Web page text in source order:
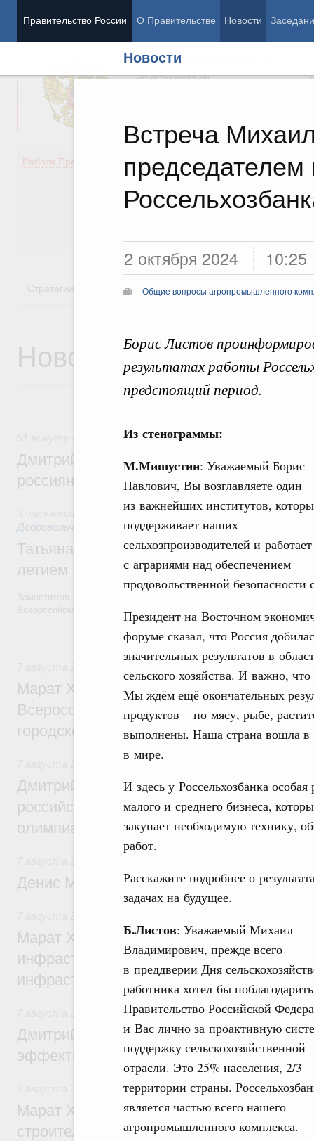
Правительство России О Правительстве Новости
Новости
Встреча
председателем
2 октября 2024 10:25
Общие вопросы агропромышленного
Борис Листов
результатах работы
предстоящий период.
Из стенограммы:
М.Мишустин: Уважаемый Борис
Павлович, Вы возглавляете один
из важнейших институтов,
поддерживает наших
сельхозпроизводителей и
с аграриями над обеспечением
продовольственной безопасности
Президент на Восточном
форуме сказал, что Россия
значительных результатов в
сельского хозяйства. И важно,
Мы ждём ещё окончательных
продуктов – по мясу, рыбе,
выполнены. Наша страна вошла в
в мире.
И здесь у Россельхозбанка
малого и среднего бизнеса,
закупает необходимую технику,
работ.
Расскажите подробнее о
задачах на будущее.
Б.Листов: Уважаемый Михаил
Владимирович, прежде всего
в преддверии Дня
работника хотел бы поблагодарить
Правительство Российской
и Вас лично за проактивную
поддержку сельскохозяйственной
отрасли. Это 25% населения, 2/3
территории страны.
является частью всего нашего
агропромышленного комплекса.
Председатель Правительства
Вице-премьеры
Работа Правительства
Демография
Здоровье
Культура
Стратегии Государственные программы
Новости
Спорт высших достижений и массовый
Дмитрий Чернышенко и Михаил
россиян с Днём физкультурника
Социальные инновации. Некоммерческие
Добровольчество и волонтёрство. Благотворительность
Татьяна Голикова поздравила
летием
Всероссийского общественного движения «Волонтёры-медики» с
Вчера
Экономика городов. Городская среда
Марат Хуснуллин провёл заседание
Всероссийского конкурса лучших
городской среды
Отрасль информационных технологий
Дмитрий Чернышенко и Сергей Кравцов
российскую сборную с победой на
олимпиаде по искусственному
Денис Мантуров посетил Ярославскую
Марат Хуснуллин: 15 объектов
инфраструктуры построили и обновили
инфраструктурным кредитам
Развитие сельских территорий
Дмитрий Патрушев: Синхронизация
эффективность поддержки сельских
Экономика городов. Городская среда
Марат Хуснуллин: «Единый заказчик»
строительство и реконструкцию более